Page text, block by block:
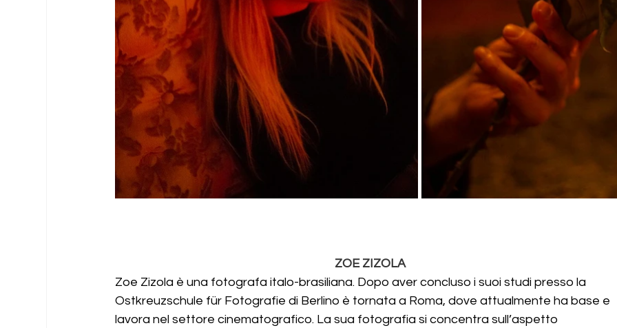
ZOE ZIZOLA
Zoe Zizola è una fotografa italo-brasiliana. Dopo aver concluso i suoi studi presso la
Ostkreuzschule für Fotografie di Berlino è tornata a Roma, dove attualmente ha base e
lavora nel settore cinematografico. La sua fotografia si concentra sull’aspetto